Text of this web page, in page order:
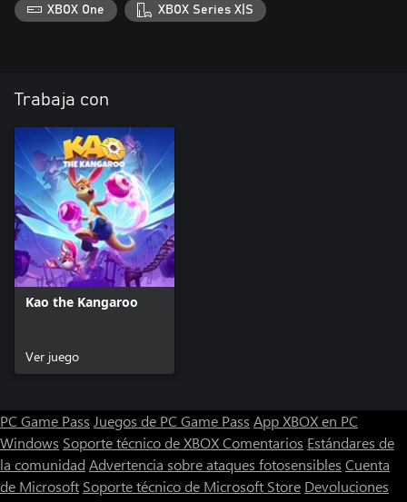
XBOX One XBOX Series X|S
Trabaja con
Kao the Kangaroo
Ver juego
PC Game Pass Juegos de PC Game Pass App XBOX en PC
Windows Soporte técnico de XBOXComentarios Estándares de
la comunidad Advertencia sobre ataques fotosensibles Cuenta
de Microsoft Soporte técnico de Microsoft Store Devoluciones